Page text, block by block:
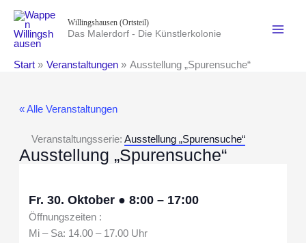
Inhalt
springen
Willingshausen (Ortsteil)
Das Malerdorf - Die Künstlerkolonie
Start Veranstaltungen Ausstellung „Spurensuche“
« Alle Veranstaltungen
Veranstaltungsserie: Ausstellung „Spurensuche“
Ausstellung „Spurensuche“
Fr. 30. Oktober ●8:00– 17:00
Öffnungszeiten :
Mi – Sa: 14.00 – 17.00 Uhr